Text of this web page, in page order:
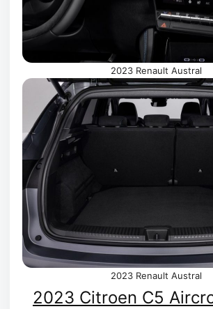
2023 Renault Austral
2023 Renault Austral
2023 Citroen C5